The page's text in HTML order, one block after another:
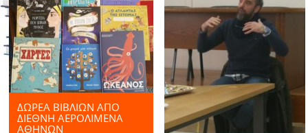
ΔΩΡΕΑ ΒΙΒΛΙΩΝ ΑΠΟ
ΔΙΕΘΝΗ ΑΕΡΟΛΙΜΕΝΑ
ΑΘΗΝΩΝ